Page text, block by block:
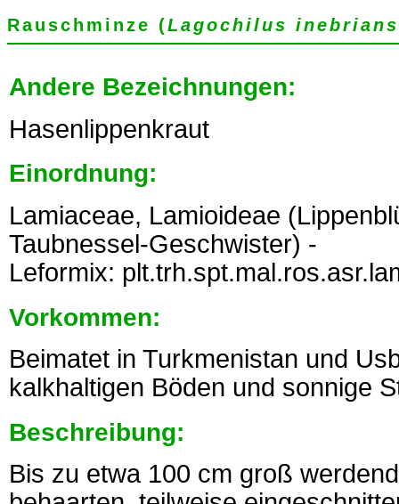
Rauschminze (Lagochilus inebrians
Andere Bezeichnungen:
Hasenlippenkraut
Einordnung:
Lamiaceae, Lamioideae
Taubnessel-Geschwister) -
Leformix:
Vorkommen:
Beimatet in Turkmenistan und
kalkhaltigen Böden und sonnige
Beschreibung:
Bis zu etwa 100 cm groß